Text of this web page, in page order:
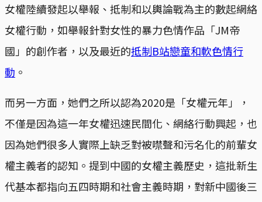
女權陸續發起以舉報、抵制和以輿論戰為主的數起網絡
女權行動，如舉報針對女性的暴力色情作品「JM帝
國」的創作者，以及最近的抵制B站戀童和軟色情行
動 。
而另一方面，她們之所以認為2020是「女權元年」，
不僅是因為這一年女權迅速民間化、網絡行動興起，也
因為她們很多人實際上缺乏對被噤聲和污名化的前輩女
權主義者的認知。提到中國的女權主義歷史，這批新生
代基本都指向五四時期和社會主義時期，對新中國後三